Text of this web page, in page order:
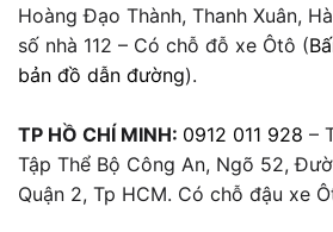
Hoàng Đạo Thành, Thanh Xuân,
số nhà 112 – Có chỗ đỗ xe Ôtô (
bản đồ dẫn đường).
TP HỒ CHÍ MINH: 0912 011 928 –
Tập Thể Bộ Công An, Ngõ 52,
Quận 2, Tp HCM. Có chỗ đậu xe